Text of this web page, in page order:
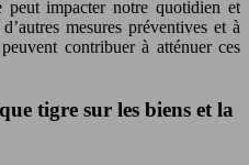
peut impacter notre quotidien et
mesures préventives et à
contribuer à atténuer ces
tigre sur les biens et la